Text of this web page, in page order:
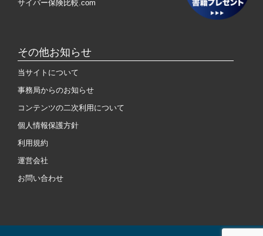
サイバー保険比較.com
その他お知らせ
当サイトについて
事務局からのお知らせ
コンテンツの二次利用について
個人情報保護方針
利用規約
運営会社
お問い合わせ